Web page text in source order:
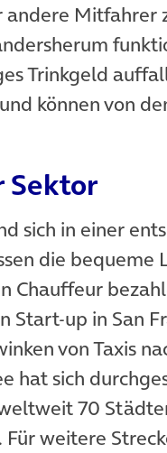
andere Mitfahrer
Trinkgeld
können von
Sektor
sich in einer
die bequeme
Chauffeur
Start-up in San
von Taxis
hat sich
70
weitere